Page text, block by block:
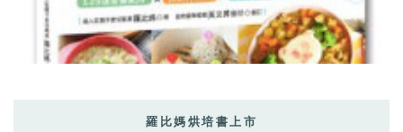
羅比媽烘培書上市